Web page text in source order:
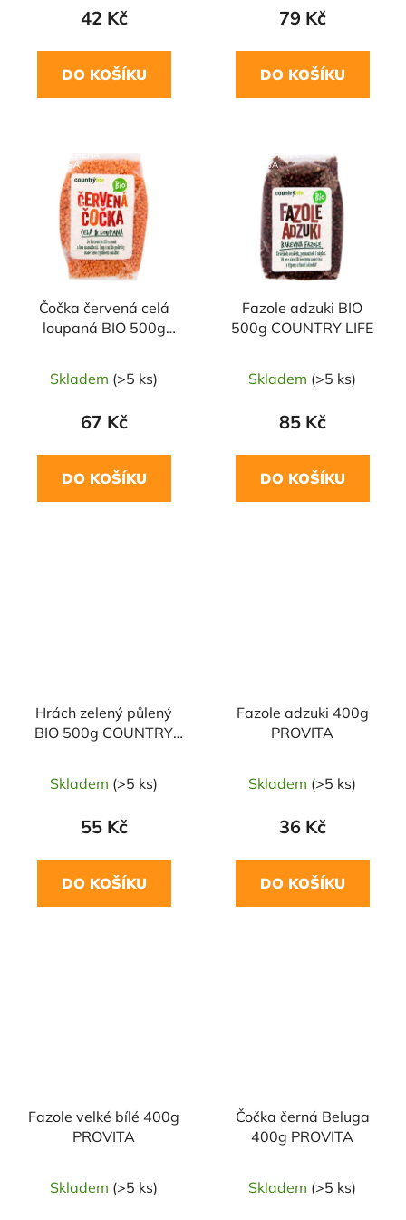
42 Kč
DO KOŠÍKU
79 Kč
DO KOŠÍKU
NAŠE OVĚŘENÁ
VOLBA
Čočka červená celá
loupaná BIO 500g
Skladem (>5 ks)
67 Kč
DO KOŠÍKU
NAŠE OVĚŘENÁ
VOLBA
Fazole adzuki BIO
500g COUNTRY LIFE
Skladem (>5 ks)
85 Kč
DO KOŠÍKU
Hrách zelený půlený
BIO 500g COUNTRY
Skladem (>5 ks)
55 Kč
DO KOŠÍKU
Fazole adzuki 400g
PROVITA
Skladem (>5 ks)
36 Kč
DO KOŠÍKU
Fazole velké bílé 400g
PROVITA
Skladem (>5 ks)
Čočka černá Beluga
400g PROVITA
Skladem (>5 ks)